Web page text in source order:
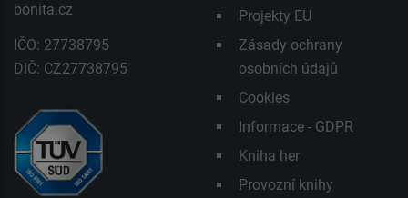
bonita.cz
IČO: 27738795
DIČ: CZ27738795
Projekty EU
Zásady ochrany
osobních údajů
Cookies
Informace - GDPR
Kniha her
Provozní knihy